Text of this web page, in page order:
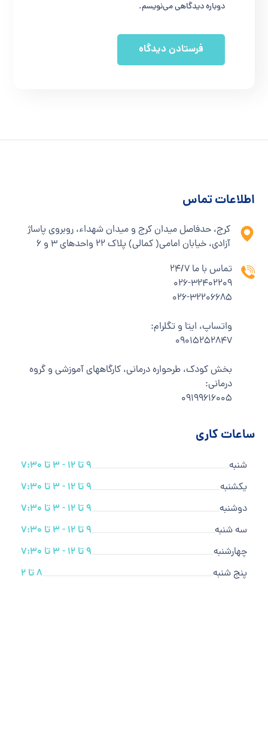
دوباره دیدگاهی می‌نویسم.
اطلاعات تماس
کرج، حدفاصل میدان کرج و میدان شهداء، روبروی پاساژ
آزادی، خیابان امامی( کمالی) پلاک ۲۲ واحدهای ۳ و ۶
تماس با ما 24/7
۰۲۶-۳۲۴۰۲۲۰۹
۰۲۶-۳۲۲۰۶۶۸۵
واتساپ، ایتا و تگلرام:
۰۹۰۱۵۲۵۲۸۴۷
بخش کودک، طرحواره درمانی، کارگاههای آموزشی و گروه
درمانی:
۰۹۱۹۹۶۱۶۰۰۵
ساعات کاری
شنبه
9 تا 12 - 3 تا 7:30
یکشنبه
9 تا 12 - 3 تا 7:30
دوشنبه
9 تا 12 - 3 تا 7:30
سه شنبه
9 تا 12 - 3 تا 7:30
چهارشنبه
9 تا 12 - 3 تا 7:30
پنج شنبه
8 تا 2